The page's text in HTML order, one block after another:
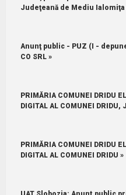
Judeţeană de Mediu Ialomiţa
Anunţ public - PUZ (I -
CO SRL »
PRIMĂRIA COMUNEI DRIDU
DIGITAL AL COMUNEI DRIDU,
PRIMĂRIA COMUNEI DRIDU
DIGITAL AL COMUNEI DRIDU »